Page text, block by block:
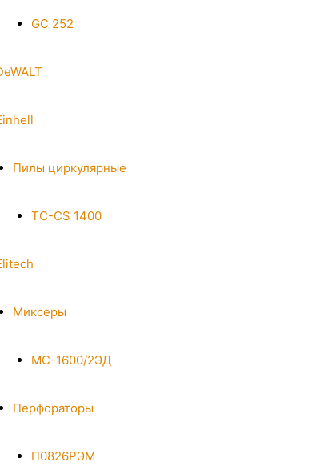
GC 252
Пилы циркулярные
TC-CS 1400
Миксеры
МС-1600/2ЭД
Перфораторы
П0826РЭМ